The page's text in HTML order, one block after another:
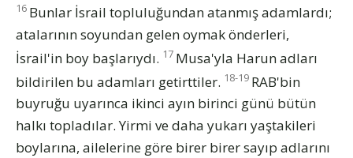
16 Bunlar İsrail topluluğundan atanmış adamlardı;
atalarının soyundan gelen oymak önderleri,
İsrail'in boy başlarıydı. 17 Musa'yla Harun adları
bildirilen bu adamları getirttiler. 18-19 RAB'bin
buyruğu uyarınca ikinci ayın birinci günü bütün
halkı topladılar. Yirmi ve daha yukarı yaştakileri
boylarına, ailelerine göre birer birer sayıp adlarını